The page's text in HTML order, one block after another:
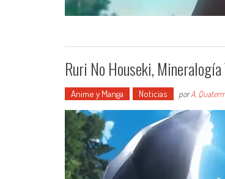
Ruri No Houseki, Mineralogía
Anime y Manga Noticias porA.